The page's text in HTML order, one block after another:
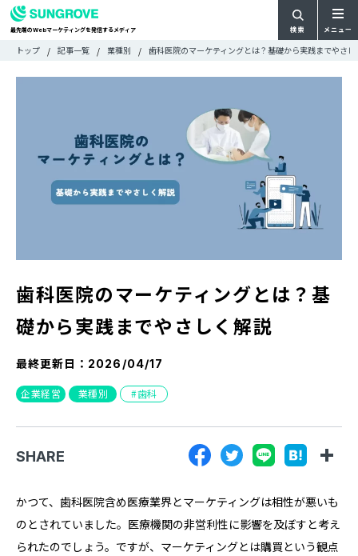
最先端のWebマーケティングを発信するメディア 検索 メニュー
タグで探す
WRITER
FEATURE
特集
『SUNGROVE』について
利用規約
特定商取引法に基づく表記
プライバシーポリシー
運営会社
検
検
トップ 記事一覧 業種別 歯科医院のマーケティングとは？基礎から実践までやさし
歯科医院のマーケティングとは？基
礎から実践までやさしく解説
最終更新日： 2026/04/17
企業経営 業種別 歯科
SHARE
かつて、歯科医院含め医療業界とマーケティングは相性が悪いも
のとされていました。医療機関の非営利性に影響を及ぼすと考え
られたのでしょう。ですが、マーケティングとは購買という観点